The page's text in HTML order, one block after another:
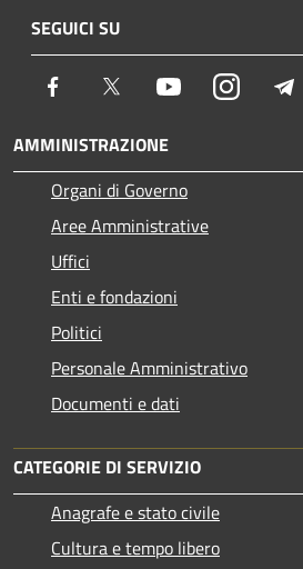
SEGUICI SU
Facebook Twitter YoutubeInstagram
AMMINISTRAZIONE
Organi di Governo
Aree Amministrative
Uffici
Enti e fondazioni
Politici
Personale Amministrativo
Documenti e dati
CATEGORIE DI SERVIZIO
Anagrafe e stato civile
Cultura e tempo libero